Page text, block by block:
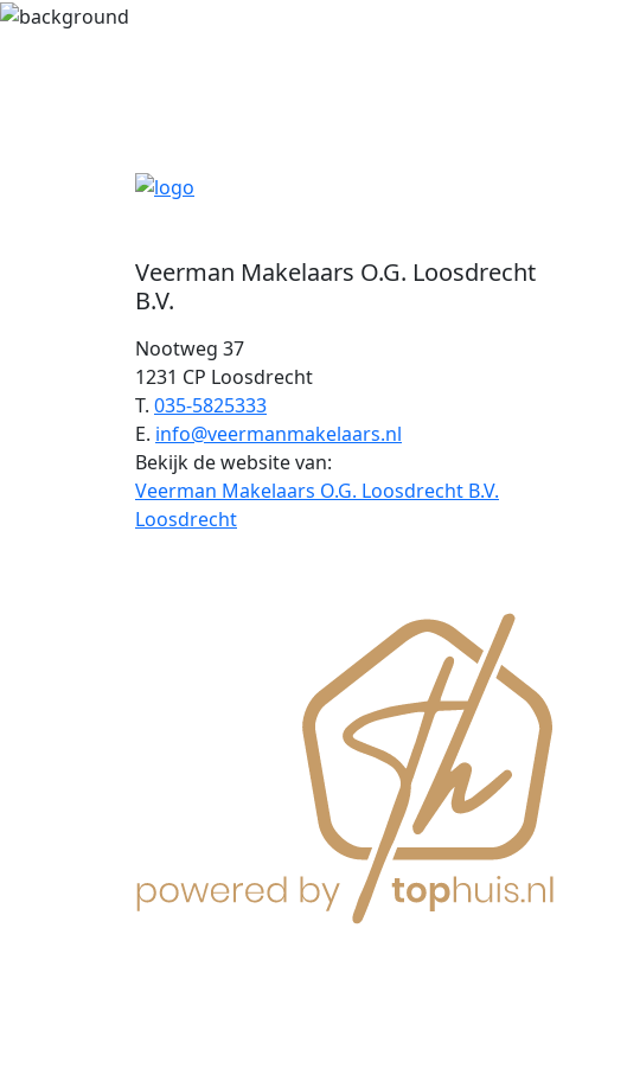
Veerman Makelaars O.G. Loosdrecht
B.V.
Nootweg 37
1231 CP Loosdrecht
T. 035-5825333
E. info@veermanmakelaars.nl
Bekijk de website van:
Veerman Makelaars O.G. Loosdrecht B.V.
Loosdrecht